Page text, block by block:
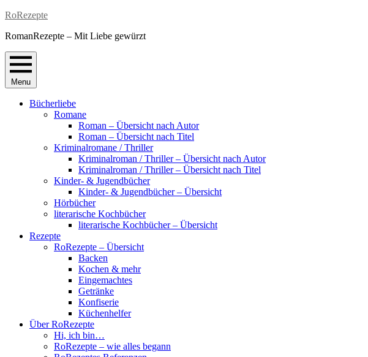
Skip
content
RoRezepte
RomanRezepte – Mit Liebe gewürzt
Menu
Bücherliebe
Romane
Roman – Übersicht nach Autor
Roman – Übersicht nach Titel
Kriminalromane / Thriller
Kriminalroman / Thriller – Übersicht nach Autor
Kriminalroman / Thriller – Übersicht nach Titel
Kinder- & Jugendbücher
Kinder- & Jugendbücher – Übersicht
Hörbücher
literarische Kochbücher
literarische Kochbücher – Übersicht
Rezepte
RoRezepte – Übersicht
Backen
Kochen & mehr
Eingemachtes
Getränke
Konfiserie
Küchenhelfer
Über RoRezepte
Hi, ich bin…
RoRezepte – wie alles begann